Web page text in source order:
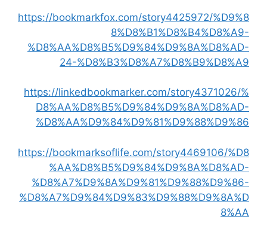
https://bookmarkfox.com/story4425972/%D9%8
8%D8%B1%D8%B4%D8%A9-
%D8%AA%D8%B5%D9%84%D9%8A%D8%AD-
24-%D8%B3%D8%A7%D8%B9%D8%A9
https://linkedbookmarker.com/story4371026/%
D8%AA%D8%B5%D9%84%D9%8A%D8%AD-
%D8%AA%D9%84%D9%81%D9%88%D9%86
https://bookmarksoflife.com/story4469106/%D8
%AA%D8%B5%D9%84%D9%8A%D8%AD-
%D8%A7%D9%8A%D9%81%D9%88%D9%86-
%D8%A7%D9%84%D9%83%D9%88%D9%8A%D
8%AA